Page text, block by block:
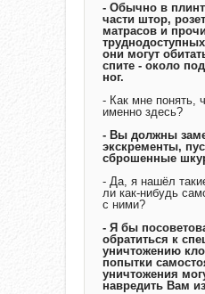
- Обычно в
части штор,
матрасов и
они могут
спите - около
ног.
- Как мне понять,
именно здесь?
- Вы должны
экскременты,
сброшенные
- Да, я нашёл
ли как-нибудь
с ними?
- Я бы
обратиться к
уничтожению
попытки
уничтожения
навредить Вам